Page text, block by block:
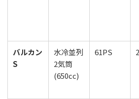
バルカン
S
水冷並列
2気筒
(650cc)
61PS